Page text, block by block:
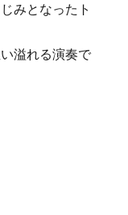
みとなったト
溢れる演奏で